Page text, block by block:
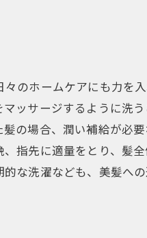
のホームケアにも力を
ッサージするように洗
の場合、潤い補給が必
指先に適量をとり、髪
な洗濯なども、美髪へ